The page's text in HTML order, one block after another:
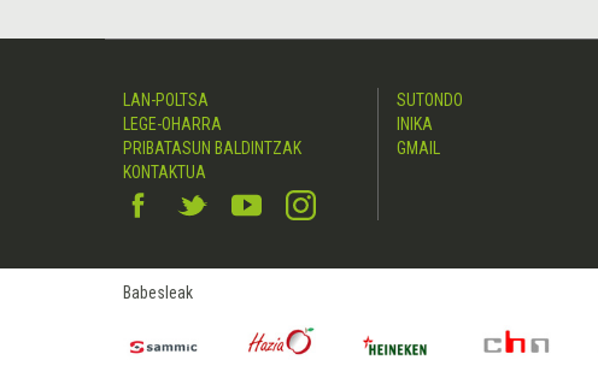
LAN-POLTSA
LEGE-OHARRA
PRIBATASUN BALDINTZAK
KONTAKTUA
SUTONDO
INIKA
GMAIL
Babesleak